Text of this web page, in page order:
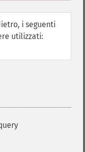
i seguenti
utilizzati: